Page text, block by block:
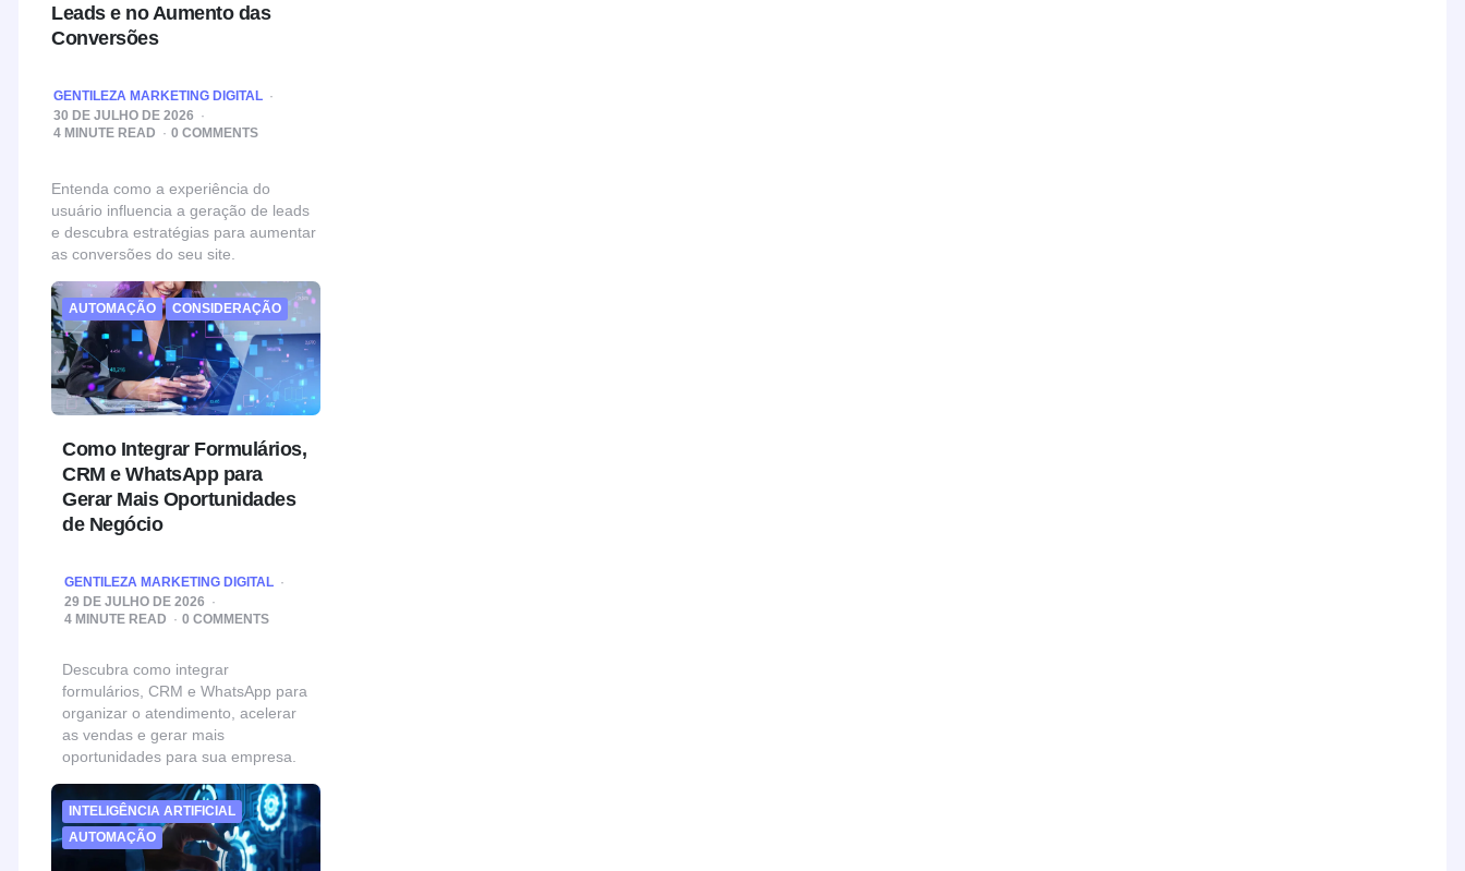
Leads e no Aumento das
Conversões
POSTED
GENTILEZA MARKETING DIGITAL
30 DE JULHO DE 2026
4 MINUTE READ 0 COMMENTS
Entenda como a experiência do
usuário influencia a geração de leads
e descubra estratégias para aumentar
as conversões do seu site.
AUTOMAÇÃO CONSIDERAÇÃO
Como Integrar Formulários,
CRM e WhatsApp para
Gerar Mais Oportunidades
de Negócio
POSTED
BY
GENTILEZA MARKETING DIGITAL
29 DE JULHO DE 2026
4 MINUTE READ 0 COMMENTS
Descubra como integrar
formulários, CRM e WhatsApp para
organizar o atendimento, acelerar
as vendas e gerar mais
oportunidades para sua empresa.
INTELIGÊNCIA ARTIFICIAL
AUTOMAÇÃO